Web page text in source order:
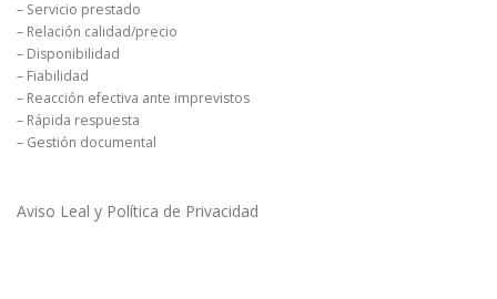
– Servicio prestado
– Relación calidad/precio
– Disponibilidad
– Fiabilidad
– Reacción efectiva ante imprevistos
– Rápida respuesta
– Gestión documental
Aviso Leal y Política de Privacidad